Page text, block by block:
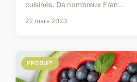
cuisinés. De nombreux Fran...
22 mars 2023
PRODUIT